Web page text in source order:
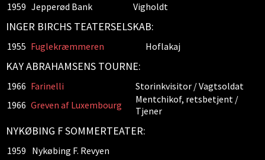
1959 Jepperød Bank Vigholdt
INGER BIRCHS TEATERSELSKAB:
1955 Fuglekræmmeren Hoflakaj
KAY ABRAHAMSENS TOURNE:
1966 Farinelli
Storinkvisitor / Vagtsoldat
1966 Greven af Luxembourg
Mentchikof, retsbetjent /
Tjener
NYKØBING F SOMMERTEATER:
1959 Nykøbing F. Revyen